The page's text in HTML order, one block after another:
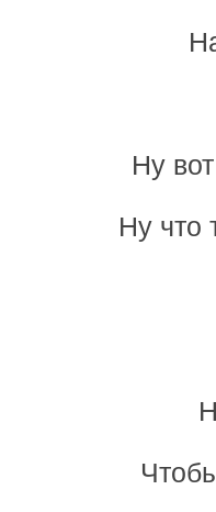
Ну
Ну что